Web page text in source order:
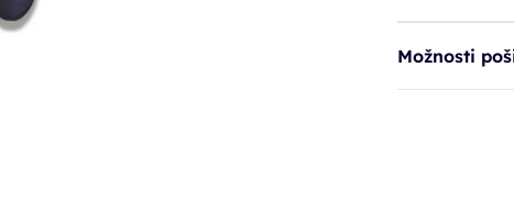
Možnosti